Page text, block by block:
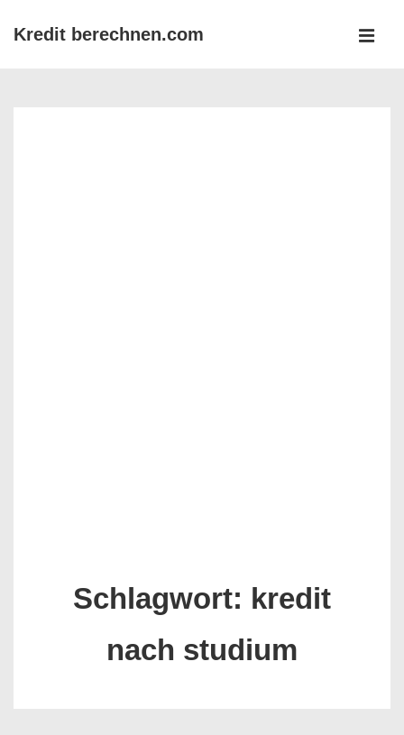
ZumKredit berechnen.com
Schlagwort: kredit
nach studium